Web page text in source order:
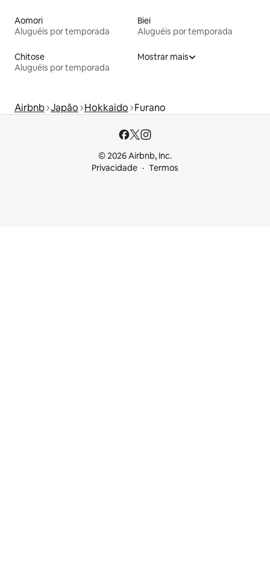
Aomori
Aluguéis por temporada
Biei
Aluguéis por temporada
Chitose
Aluguéis por temporada
Mostrar mais
Airbnb Japão Hokkaido Furano
© 2026 Airbnb, Inc.
Privacidade
Termos